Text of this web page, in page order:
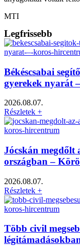
MTI
Legfrissebb
Békéscsabai
gyerekek nyarát
2026.08.07.
Részletek +
Jócskán megdőlt
országban –
2026.08.07.
Részletek +
Több civil